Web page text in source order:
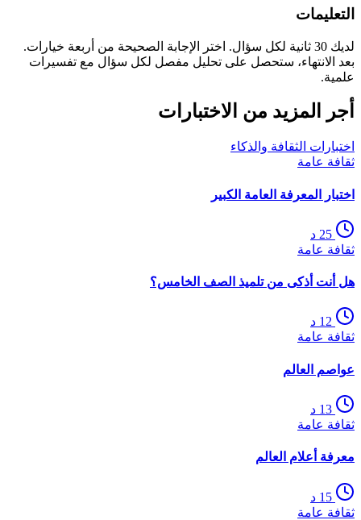
التعليمات
لديك 30 ثانية لكل سؤال. اختر الإجابة الصحيحة من أربعة خيارات.
بعد الانتهاء، ستحصل على تحليل مفصل لكل سؤال مع تفسيرات
علمية.
أجر المزيد من الاختبارات
اختبارات الثقافة والذكاء
ثقافة عامة
اختبار المعرفة العامة الكبير
25 د
ثقافة عامة
هل أنت أذكى من تلميذ الصف الخامس؟
12 د
ثقافة عامة
عواصم العالم
13 د
ثقافة عامة
معرفة أعلام العالم
15 د
ثقافة عامة